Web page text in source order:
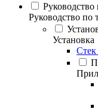
Руководство по
Установка
Стек